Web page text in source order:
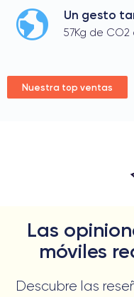
Un gesto
57Kg de
Nuestra top ventas
Las
móviles
Descubre las